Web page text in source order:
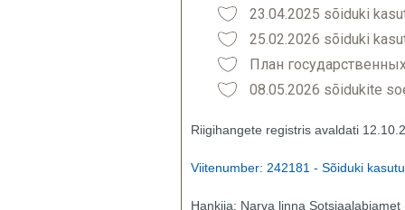
23.04.2025 sõiduki
25.02.2026 sõiduki
План
08.05.2026 sõidukite
Riigihangete registris avaldati
Viitenumber: 242181 - Sõiduki
Hankija: Narva linna